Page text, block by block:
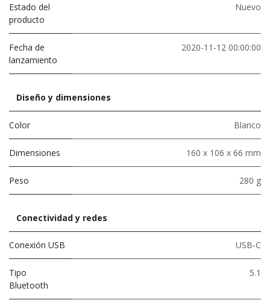
Estado del
producto
Nuevo
Fecha de
lanzamiento
2020-11-12 00:00:00
Diseño y dimensiones
Color Blanco
Dimensiones 160 x 106 x 66 mm
Peso 280 g
Conectividad y redes
Conexión USB USB-C
Tipo
Bluetooth
5.1